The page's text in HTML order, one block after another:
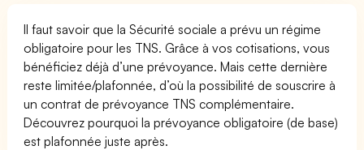
Il faut savoir que la Sécurité sociale a prévu un régime
obligatoire pour les TNS. Grâce à vos cotisations, vous
bénéficiez déjà d’une prévoyance. Mais cette dernière
reste limitée/plafonnée, d’où la possibilité de souscrire à
un contrat de prévoyance TNS complémentaire.
Découvrez pourquoi la prévoyance obligatoire (de base)
est plafonnée juste après.